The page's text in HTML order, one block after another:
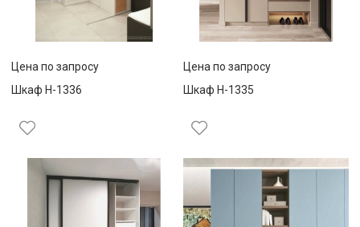
Цена по запросу
Шкаф Н-1336
Цена по запросу
Шкаф Н-1335